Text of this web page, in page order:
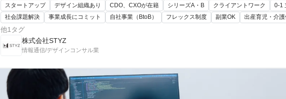
生成AI・XRなど新しいテクノロジーを用いた体験づくりや新規事業開発の推進
スタートアップ デザイン組織あり CDO、CXOが在籍 シリーズA・B クライアントワーク 0-1
社会課題解決
事業成長にコミット 自社事業（BtoB） フレックス制度 副業OK 出産育児・介護
他1タグ
株式会社STYZ
情報通信/デザインコンサル業